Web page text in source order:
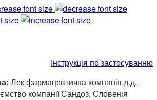
font size
size
Інструкція по застосуванню
Лек фармацевтична компанія д.д.,
компанії Сандоз, Словенія